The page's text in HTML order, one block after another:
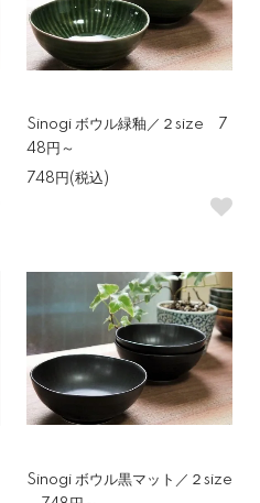
Sinogi ボウル緑釉／２size 7
48円～
748円(税込)
Sinogi ボウル黒マット／２size